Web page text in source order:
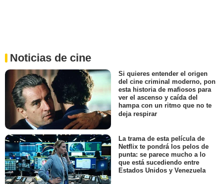
Noticias de cine
Si quieres entender el origen
del cine criminal moderno, pon
esta historia de mafiosos para
ver el ascenso y caída del
hampa con un ritmo que no te
deja respirar
La trama de esta película de
Netflix te pondrá los pelos de
punta: se parece mucho a lo
que está sucediendo entre
Estados Unidos y Venezuela